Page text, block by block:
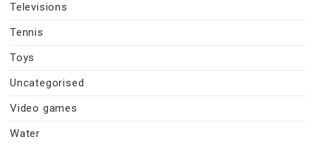
Televisions
Tennis
Toys
Uncategorised
Video games
Water